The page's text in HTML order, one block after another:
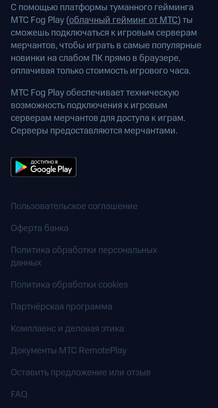
С помощью платформы туманного гейминга
МТС Fog Play (облачный гейминг от МТС) ты
сможешь подключаться к игровым серверам
мерчантов, чтобы играть в самые популярные
новинки на слабом ПК прямо в браузере,
оплачивая только стоимость игрового часа.
МТС Fog Play обеспечивает техническую
возможность подключения к игровым
серверам мерчантов для доступа к играм.
Серверы предоставляются мерчантами.
Пользовательское соглашение
Оферта банка
Политика обработки персональных
данных
Политика обработки cookies
Партнёрская программа
Комплаенс и деловая этика
Документы MTC RemotePlay
Оставить предложение или отзыв
FAQ